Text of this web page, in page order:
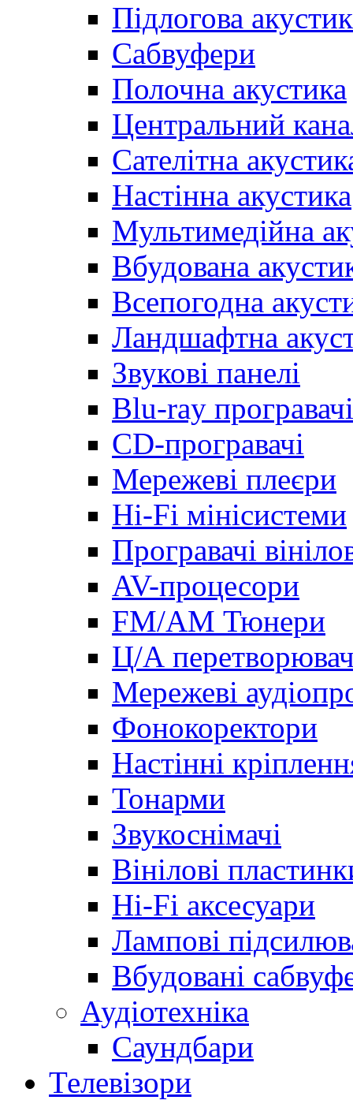
Підлогова
Сабвуфери
Полочна акустика
Центральний
Сателітна
Настінна акустика
Мультимедійна
Вбудована
Всепогодна
Ландшафтна
Звукові панелі
Blu-ray програвачі
CD-програвачі
Мережеві плеєри
Hi-Fi мінісистеми
Програвачі
AV-процесори
FM/AM Тюнери
Ц/А
Мережеві
Фонокоректори
Настінні
Тонарми
Звукоснімачі
Вінілові
Hi-Fi аксесуари
Лампові
Вбудовані
Аудіотехніка
Саундбари
Телевізори